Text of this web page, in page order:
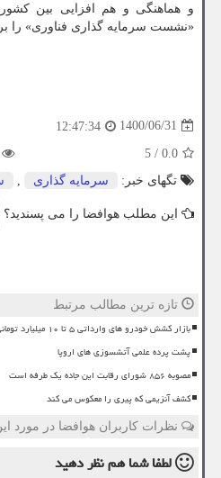
و هماهنگی و هم افزایی بین
«نشست سرمایه گذاری فناوری» را
1400/06/31
12:47:34
0.0
/
5
تگهای خبر:
سرمایه گذاری ,
این مطلب هوافضا را می پسندید؟
تازه ترین مطالب مرتبط
بازار کشش خودرو های وارداتی ۵ تا ۱۰ میلیارد تومانی را ندارد
پشت پرده علمی آتشسوزی های اروپا
مصوبه ۸۵۶ شورای رقابت این جاده یک طرفه است
کشف آنزیمی که پیری را معکوس می کند
نظرات کاربران هوافضا در مورد
لطفا شما همنظر دهید